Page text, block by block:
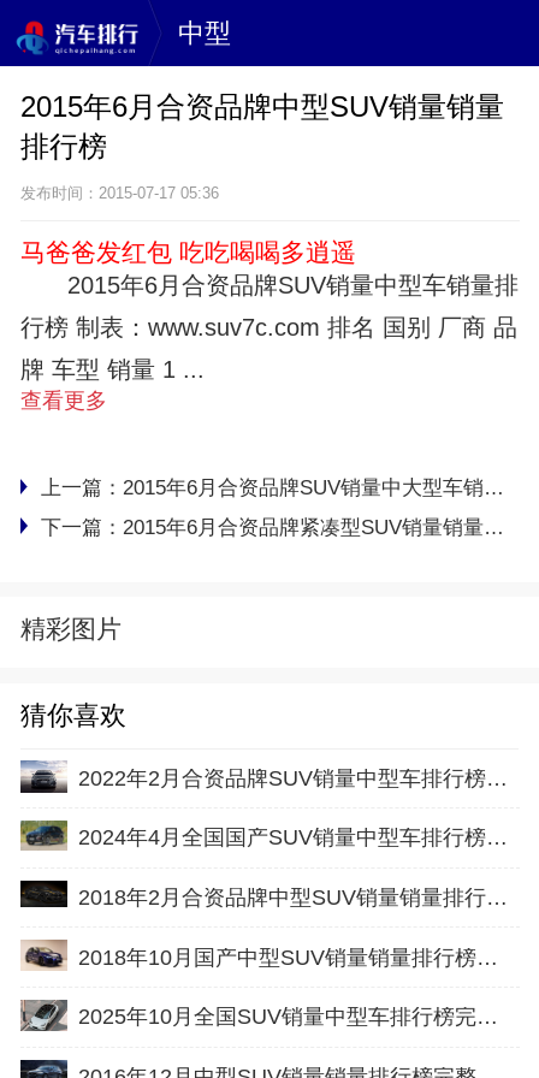
中型
2015年6月合资品牌中型SUV销量销量
排行榜
发布时间：2015-07-17 05:36
马爸爸发红包 吃吃喝喝多逍遥
2015年6月合资品牌SUV销量中型车销量排
行榜 制表：www.suv7c.com 排名 国别 厂商 品
牌 车型 销量 1 ...
查看更多
上一篇： 2015年6月合资品牌SUV销量中大型车销量排行榜
下一篇： 2015年6月合资品牌紧凑型SUV销量销量排行榜
精彩图片
猜你喜欢
2022年2月合资品牌SUV销量中型车排行榜完整版名单
2024年4月全国国产SUV销量中型车排行榜完整版(批发量
2018年2月合资品牌中型SUV销量销量排行榜完整版名单
2018年10月国产中型SUV销量销量排行榜完整版名单
2025年10月全国SUV销量中型车排行榜完整版(批发量